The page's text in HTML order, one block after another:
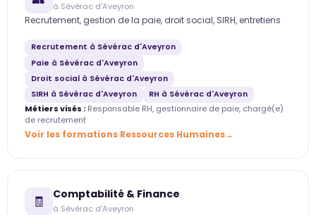
à Sévérac d'Aveyron
Recrutement, gestion de la paie, droit social, SIRH, entretiens
Recrutement à Sévérac d'Aveyron
Paie à Sévérac d'Aveyron
Droit social à Sévérac d'Aveyron
SIRH à Sévérac d'Aveyron
RH à Sévérac d'Aveyron
Métiers visés : Responsable RH, gestionnaire de paie, chargé(e)
de recrutement
Voir les formations Ressources Humaines
🧾 Comptabilité & Finance
à Sévérac d'Aveyron